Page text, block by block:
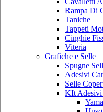
Rampa Di
Taniche
Tappeti
Cinghie
Viteria
Grafiche e Selle
Spugne
Adesivi
Selle
KIt Adesivi